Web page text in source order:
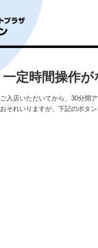
一定時間操作
ご入店いただいてから、30分間
おそれいりますが、下記のボタ